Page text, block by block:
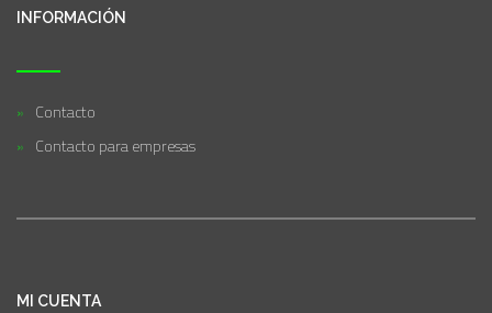
INFORMACIÓN
Contacto
Contacto para empresas
MI CUENTA